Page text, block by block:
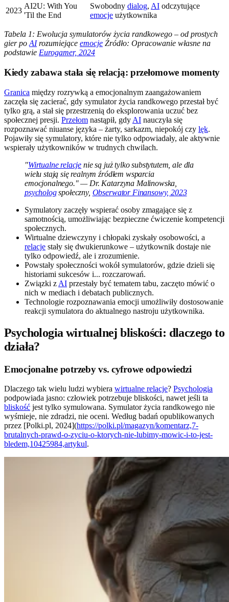
2023
AI2U: With You
'Til the End
Swobodny dialog, AI odczytujące
emocje użytkownika
Tabela 1: Ewolucja symulatorów życia randkowego – od prostych
gier po AIrozumiejące emocje Źródło: Opracowanie własne na
podstawie Eurogamer, 2024
Kiedy zabawa stała się relacją: przełomowe momenty
Granica między rozrywką a emocjonalnym zaangażowaniem
zaczęła się zacierać, gdy symulator życia randkowego przestał być
tylko grą, a stał się przestrzenią do eksplorowania uczuć bez
społecznej presji. Przełom nastąpił, gdy AI nauczyła się
rozpoznawać niuanse języka – żarty, sarkazm, niepokój czy lęk.
Pojawiły się symulatory, które nie tylko odpowiadały, ale aktywnie
wspierały użytkowników w trudnych chwilach.
"Wirtualne relacje nie są już tylko substytutem, ale dla
wielu stają się realnym źródłem wsparcia
emocjonalnego." — Dr. Katarzyna Malinowska,
psychologspołeczny, Obserwator Finansowy, 2023
Symulatory zaczęły wspierać osoby zmagające się z
samotnością, umożliwiając bezpieczne ćwiczenie kompetencji
społecznych.
Wirtualne dziewczyny i chłopaki zyskały osobowości, a
relacje stały się dwukierunkowe – użytkownik dostaje nie
tylko odpowiedź, ale i zrozumienie.
Powstały społeczności wokół symulatorów, gdzie dzieli się
historiami sukcesów i... rozczarowań.
Związki z AI przestały być tematem tabu, zaczęto mówić o
nich w mediach i debatach publicznych.
Technologie rozpoznawania emocji umożliwiły dostosowanie
reakcji symulatora do aktualnego nastroju użytkownika.
Psychologia wirtualnej bliskości: dlaczego to
działa?
Emocjonalne potrzeby vs. cyfrowe odpowiedzi
Dlaczego tak wielu ludzi wybiera wirtualne relacje? Psychologia
podpowiada jasno: człowiek potrzebuje bliskości, nawet jeśli ta
bliskość jest tylko symulowana. Symulator życia randkowego nie
wyśmieje, nie zdradzi, nie oceni. Według badań opublikowanych
przez [Polki.pl, 2024](https://polki.pl/magazyn/komentarz,7-
brutalnych-prawd-o-zyciu-o-ktorych-nie-lubimy-mowic-i-to-jest-
bledem,10425984,artykul.